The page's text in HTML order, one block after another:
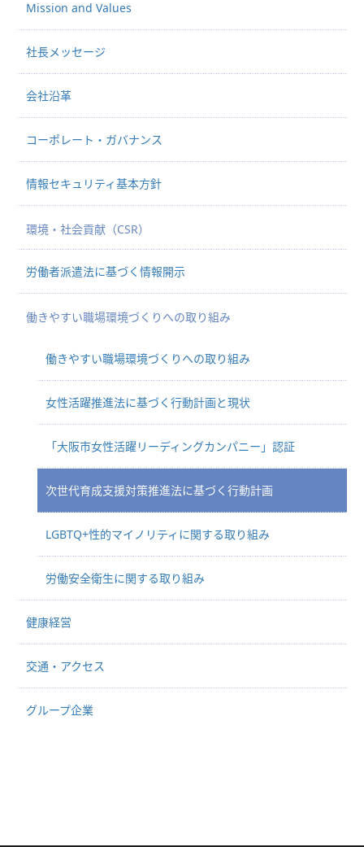
Mission and Values
社長メッセージ
会社沿革
コーポレート・ガバナンス
情報セキュリティ基本方針
環境・社会貢献（CSR）
労働者派遣法に基づく情報開示
働きやすい職場環境づくりへの取り組み
働きやすい職場環境づくりへの取り組み
女性活躍推進法に基づく行動計画と現状
「大阪市女性活躍リーディングカンパニー」認証
次世代育成支援対策推進法に基づく行動計画
LGBTQ+性的マイノリティに関する取り組み
労働安全衛生に関する取り組み
健康経営
交通・アクセス
グループ企業